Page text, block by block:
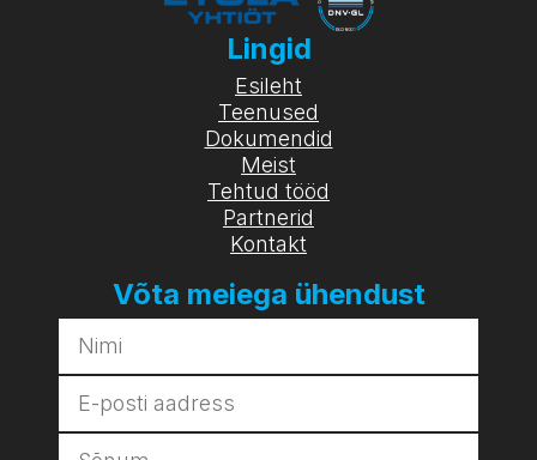
Lingid
Esileht
Teenused
Dokumendid
Meist
Tehtud tööd
Partnerid
Kontakt
Võta meiega ühendust